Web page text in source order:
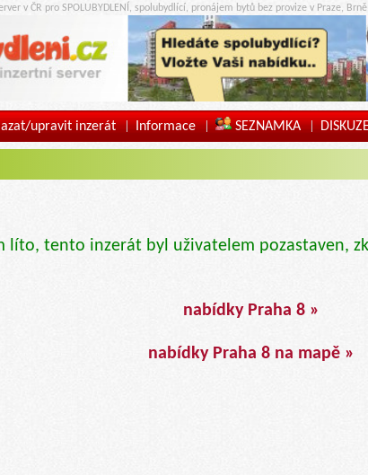
v ČR pro SPOLUBYDLENÍ, spolubydlící, pronájem bytů bez provize v Praze,
upravit inzerát | Informace | SEZNAMKA |
líto, tento inzerát byl uživatelem pozastaven,
nabídky Praha 8 »
nabídky Praha 8 na mapě »